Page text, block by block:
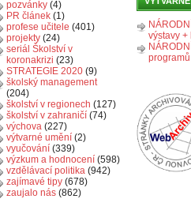
pozvánky (4)
PR článek (1)
profese učitele (401)
projekty (24)
seriál Školství v
koronakrizi (23)
STRATEGIE 2020 (9)
školský management
(204)
školství v regionech (127)
školství v zahraničí (74)
výchova (227)
výtvarné umění (2)
vyučování (339)
výzkum a hodnocení (598)
vzdělávací politika (942)
zajímavé tipy (678)
zaujalo nás (862)
výstavy